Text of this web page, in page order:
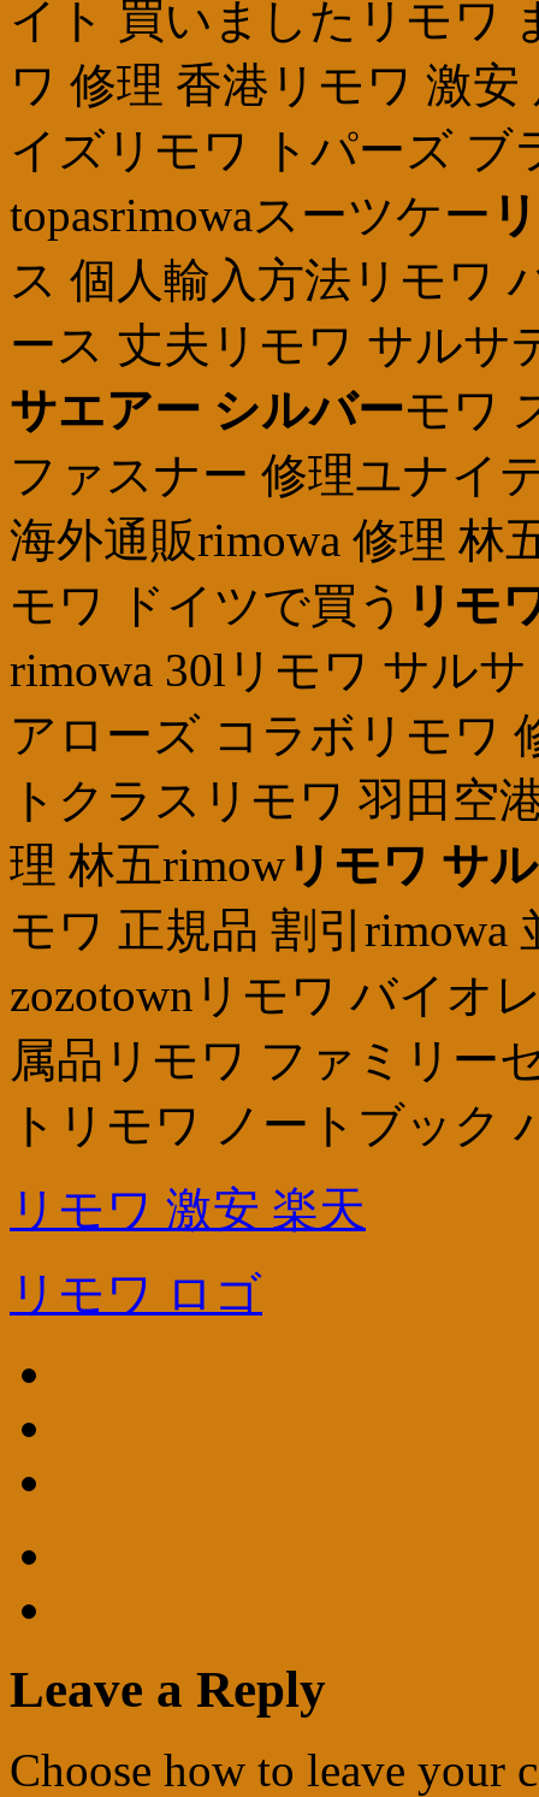
イト 買いましたリモワ
ワ 修理 香港リモワ 激
イズリモワ トパーズ ブ
topasrimowaスーツケー
ス 個人輸入方法リモワ
ース 丈夫リモワ サルサ
サエアー シルバーモワ
ファスナー 修理ユナイ
海外通販rimowa 修理 林
モワ ドイツで買う リモ
rimowa 30lリモワ サル
アローズ コラボリモワ
トクラスリモワ 羽田空
理 林五rimow リモワ サ
モワ 正規品 割引rimowa
zozotownリモワ バイオ
属品リモワ ファミリー
トリモワ ノートブック
リモワ 激安 楽天
リモワ ロゴ
Leave a Reply
Choose how to leave your